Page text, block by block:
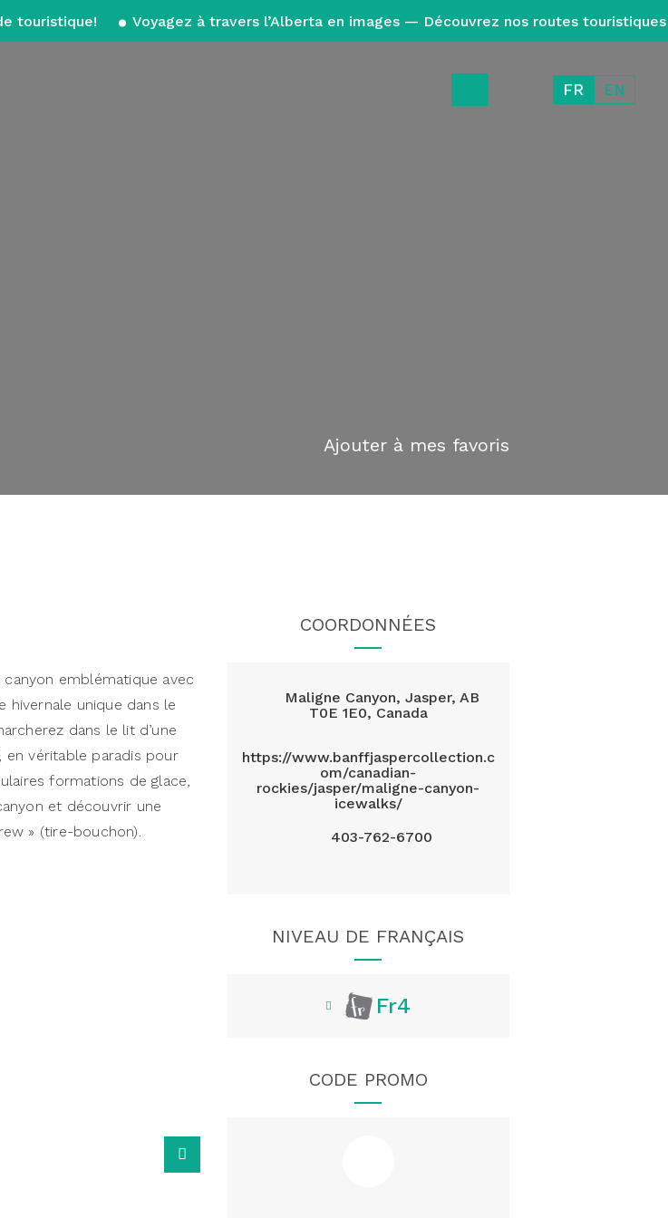
touristique! Voyagez à travers l’Alberta en images — Découvrez nos routes touristiques
FR EN
Ajouter à mes favoris
emblématique avec
hivernale unique dans le
dans le lit d’une
en véritable paradis pour
formations de glace,
et découvrir une
» (tire-bouchon).
COORDONNÉES
Maligne Canyon, Jasper, AB
T0E 1E0, Canada
https://www.banffjaspercollection.c
om/canadian-
rockies/jasper/maligne-canyon-
icewalks/
403-762-6700
NIVEAU DE FRANÇAIS
Fr4
CODE PROMO